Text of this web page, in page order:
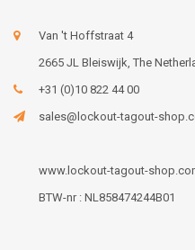
Van 't Hoffstraat 4
2665 JL Bleiswijk, The
+31 (0)10 822 44 00
sales@lockout-tagout-
www.lockout-tagout-
BTW-nr : NL858474244B01